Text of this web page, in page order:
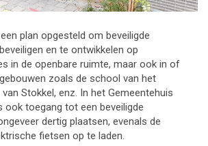
plan opgesteld om beveiligde
en te ontwikkelen op
in de openbare ruimte, maar ook in of
zoals de school van het
Stokkel, enz. In het Gemeentehuis
ook toegang tot een beveiligde
dertig plaatsen, evenals de
fietsen op te laden.